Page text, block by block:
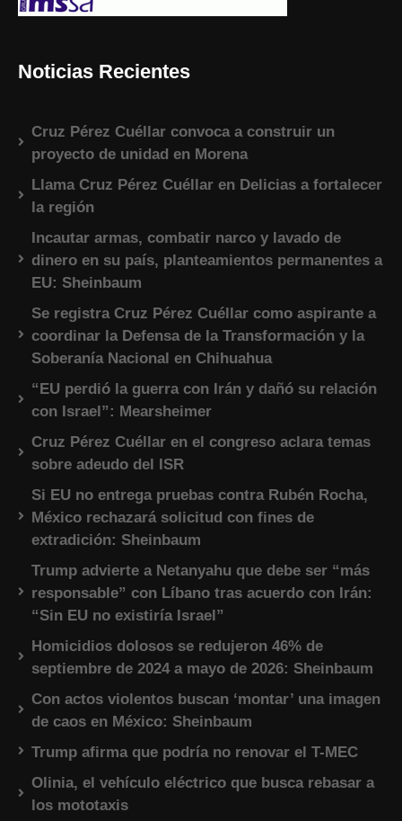
Noticias Recientes
Cruz Pérez Cuéllar convoca a construir un
proyecto de unidad en Morena
Llama Cruz Pérez Cuéllar en Delicias a fortalecer
la región
Incautar armas, combatir narco y lavado de
dinero en su país, planteamientos permanentes a
EU: Sheinbaum
Se registra Cruz Pérez Cuéllar como aspirante a
coordinar la Defensa de la Transformación y la
Soberanía Nacional en Chihuahua
“EU perdió la guerra con Irán y dañó su relación
con Israel”: Mearsheimer
Cruz Pérez Cuéllar en el congreso aclara temas
sobre adeudo del ISR
Si EU no entrega pruebas contra Rubén Rocha,
México rechazará solicitud con fines de
extradición: Sheinbaum
Trump advierte a Netanyahu que debe ser “más
responsable” con Líbano tras acuerdo con Irán:
“Sin EU no existiría Israel”
Homicidios dolosos se redujeron 46% de
septiembre de 2024 a mayo de 2026: Sheinbaum
Con actos violentos buscan ‘montar’ una imagen
de caos en México: Sheinbaum
Trump afirma que podría no renovar el T-MEC
Olinia, el vehículo eléctrico que busca rebasar a
los mototaxis